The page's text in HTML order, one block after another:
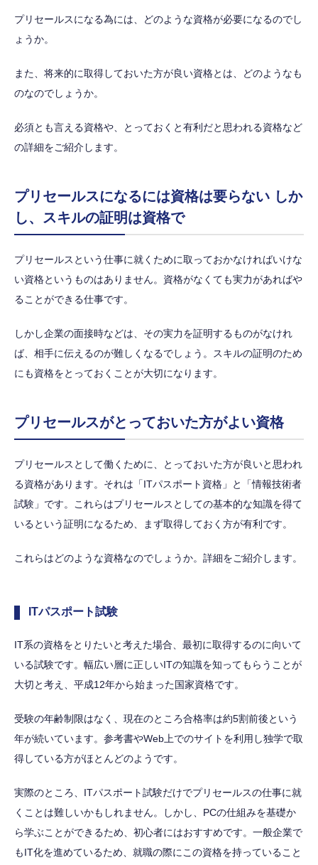
プリセールスになる為には、どのような資格が必要になるのでし
ょうか。
また、将来的に取得しておいた方が良い資格とは、どのようなも
のなのでしょうか。
必須とも言える資格や、とっておくと有利だと思われる資格など
の詳細をご紹介します。
プリセールスになるには資格は要らない しか
し、スキルの証明は資格で
プリセールスという仕事に就くために取っておかなければいけな
い資格というものはありません。資格がなくても実力があればや
ることができる仕事です。
しかし企業の面接時などは、その実力を証明するものがなけれ
ば、相手に伝えるのが難しくなるでしょう。スキルの証明のため
にも資格をとっておくことが大切になります。
プリセールスがとっておいた方がよい資格
プリセールスとして働くために、とっておいた方が良いと思われ
る資格があります。それは「ITパスポート資格」と「情報技術者
試験」です。これらはプリセールスとしての基本的な知識を得て
いるという証明になるため、まず取得しておく方が有利です。
これらはどのような資格なのでしょうか。詳細をご紹介します。
ITパスポート試験
IT系の資格をとりたいと考えた場合、最初に取得するのに向いて
いる試験です。幅広い層に正しいITの知識を知ってもらうことが
大切と考え、平成12年から始まった国家資格です。
受験の年齢制限はなく、現在のところ合格率は約5割前後という
年が続いています。参考書やWeb上でのサイトを利用し独学で取
得している方がほとんどのようです。
実際のところ、ITパスポート試験だけでプリセールスの仕事に就
くことは難しいかもしれません。しかし、PCの仕組みを基礎か
ら学ぶことができるため、初心者にはおすすめです。一般企業で
もIT化を進めているため、就職の際にこの資格を持っていること